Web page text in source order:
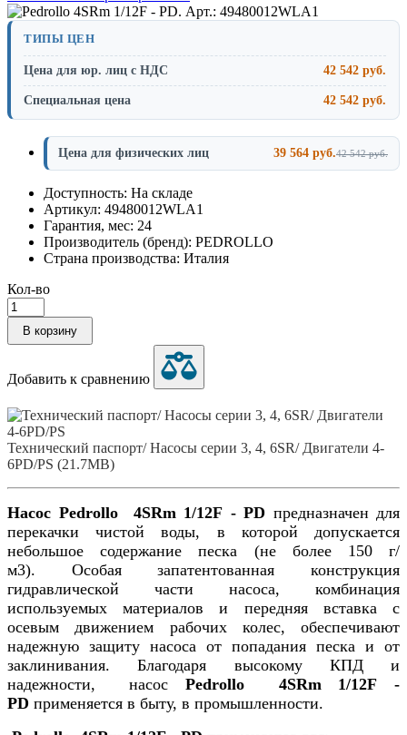
ТИПЫ ЦЕН
Цена для юр. лиц с НДС 42 542 руб.
Специальная цена 42 542 руб.
Цена для физических лиц 39 564 руб.42 542 руб.
Доступность: На складе
Артикул: 49480012WLA1
Гарантия, мес: 24
Производитель (бренд): PEDROLLO
Страна производства: Италия
Кол-во
В корзину
Добавить к сравнению
Технический паспорт/ Насосы серии 3, 4, 6SR/ Двигатели 4-
6PD/PS (21.7MB)
Насос Pedrollo 4SRm 1/12F - PD предназначен для
перекачки чистой воды, в которой допускается
небольшое содержание песка (не более 150 г/
м3). Особая запатентованная конструкция
гидравлической части насоса, комбинация
используемых материалов и передняя вставка с
осевым движением рабочих колес, обеспечивают
надежную защиту насоса от попадания песка и от
заклинивания. Благодаря высокому КПД и
надежности, насосPedrollo 4SRm 1/12F -
PD применяется в быту, в промышленности.